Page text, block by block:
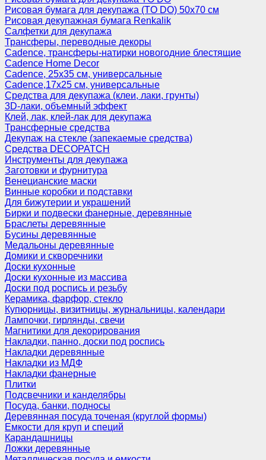
Рисовая бумага для декупажа (TO DO) 50х70 см
Рисовая декупажная бумага Renkalik
Салфетки для декупажа
Трансферы, переводные декоры
Cadence, трансферы-натирки новогодние блестящие
Cadence Home Decor
Cadence, 25х35 см, универсальные
Cadence,17х25 см, универсальные
Средства для декупажа (клеи, лаки, грунты)
3D-лаки, объемный эффект
Клей, лак, клей-лак для декупажа
Трансферные средства
Декупаж на стекле (запекаемые средства)
Средства DECOPATCH
Инструменты для декупажа
Заготовки и фурнитура
Венецианские маски
Винные коробки и подставки
Для бижутерии и украшений
Бирки и подвески фанерные, деревянные
Браслеты деревянные
Бусины деревянные
Медальоны деревянные
Домики и скворечники
Доски кухонные
Доски кухонные из массива
Доски под роспись и резьбу
Керамика, фарфор, стекло
Купюрницы, визитницы, журнальницы, календари
Лампочки, гирлянды, свечи
Магнитики для декорирования
Накладки, панно, доски под роспись
Накладки деревянные
Накладки из МДФ
Накладки фанерные
Плитки
Подсвечники и канделябры
Посуда, банки, подносы
Деревянная посуда точеная (круглой формы)
Емкости для круп и специй
Карандашницы
Ложки деревянные